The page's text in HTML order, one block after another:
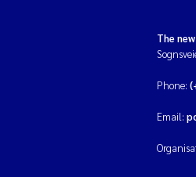
The
Phone:
Email: